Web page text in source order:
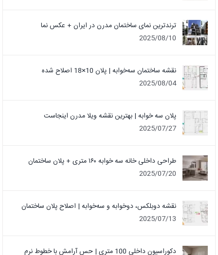
ترندترین نمای ساختمان مدرن در ایران + عکس نما
2025/08/10
نقشه ساختمان سه‌خوابه | پلان 10×18 اصلاح شده
2025/08/04
پلان سه خوابه | بهترین نقشه ویلا مدرن اینجاست
2025/07/27
طراحی داخلی خانه سه خوابه ۱۶۰ متری + پلان ساختمان
2025/07/20
نقشه دوبلکس، دوخوابه و سه‌خوابه | اصلاح پلان ساختمان
2025/07/13
دکوراسیون داخلی 100 متری | حس آرامش با خطوط نرم